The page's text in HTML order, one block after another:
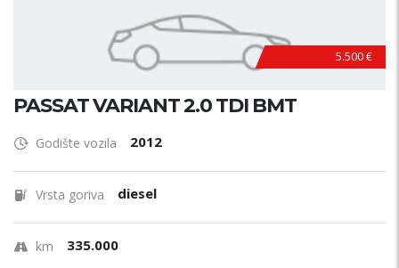
5.500 €
PASSAT VARIANT 2.0 TDI BMT
Godište vozila 2012
Vrsta goriva diesel
km 335.000